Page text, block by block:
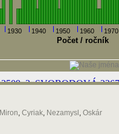
1930 1940 1950 1960 1970
Počet / ročník
Miron, Cyriak, Nezamysl , Oskár